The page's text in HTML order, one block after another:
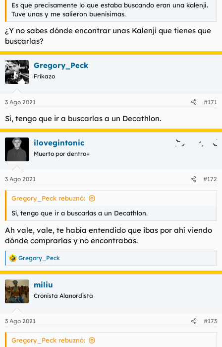
Es que precisamente lo que estaba buscando eran una kalenji.
Tuve unas y me salieron buenísimas.
¿Y no sabes dónde encontrar unas Kalenji que tienes que
buscarlas?
Gregory_Peck
Frikazo
3 Ago 2021 #171
Sí, tengo que ir a buscarlas a un Decathlon.
ilovegintonic
Muerto por dentro+
3 Ago 2021 #172
Gregory_Peck rebuznó:
Sí, tengo que ir a buscarlas a un Decathlon.
Ah vale, vale, te había entendido que ibas por ahí viendo
dónde comprarlas y no encontrabas.
R
e
a
c
c
i
e
s
Gregory_Peck
miliu
Cronista Alanordista
3 Ago 2021 #173
Gregory_Peck rebuznó: